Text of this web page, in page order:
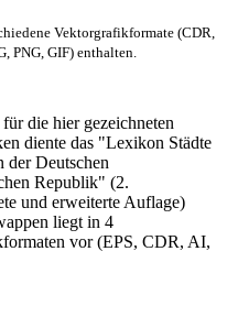
Vektorgrafikformate (CDR,
PNG, GIF) enthalten.
die hier gezeichneten
diente das "Lexikon Städte
der Deutschen
Republik" (2.
und erweiterte Auflage)
liegt in 4
vor (EPS, CDR, AI,